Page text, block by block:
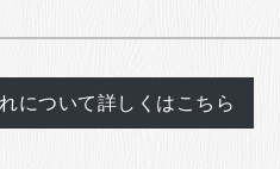
について詳しくはこちら